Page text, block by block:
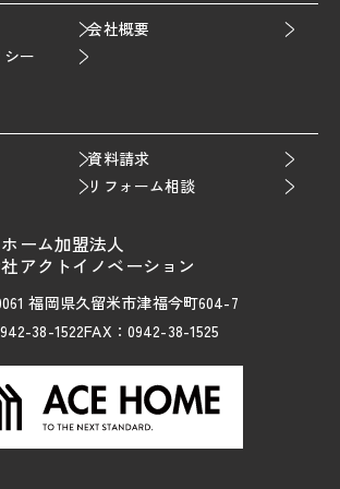
ーム加盟法人
アクトイノベーション
福岡県久留米市津福今町604-7
38-1522FAX：0942-38-1525
資料請求
リフォーム相談
会社概要
ー